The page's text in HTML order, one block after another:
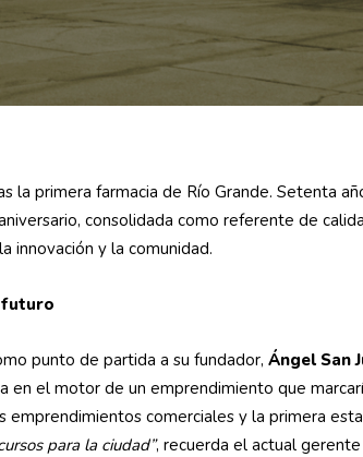
la primera farmacia de Río Grande. Setenta
consolidada como referente de
innovación y la comunidad.
futuro
punto de partida a su fundador, Ángel San
en el motor de un emprendimiento que
emprendimientos comerciales y la primera
para la ciudad”, recuerda el actual